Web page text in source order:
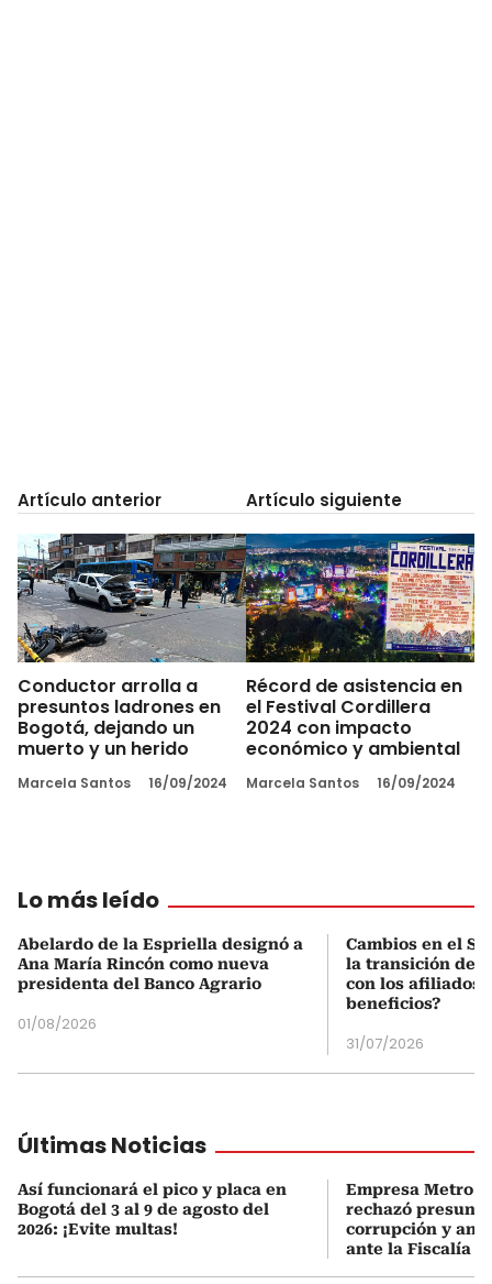
Artículo anterior
Conductor arrolla a
presuntos ladrones en
Bogotá, dejando un
muerto y un herido
Marcela Santos 16/09/2024
Artículo siguiente
Récord de asistencia en
el Festival Cordillera
2024 con impacto
económico y ambiental
Marcela Santos 16/09/2024
Lo más leído
Abelardo de la Espriella designó a
Ana María Rincón como nueva
presidenta del Banco Agrario
01/08/2026
Cambios en el
la transición del
con los afiliados
beneficios?
31/07/2026
Últimas Noticias
Así funcionará el pico y placa en
Bogotá del 3 al 9 de agosto del
2026: ¡Evite multas!
Empresa Metro
rechazó
corrupción y
ante la Fiscalía